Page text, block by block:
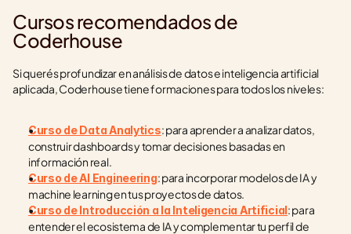
Cursos recomendados de
Coderhouse
Si querés profundizar en análisis de datos e inteligencia artificial
aplicada, Coderhouse tiene formaciones para todos los niveles:
Curso de Data Analytics: para aprender a analizar datos,
construir dashboards y tomar decisiones basadas en
información real.
Curso de AI Engineering: para incorporar modelos de IA y
machine learning en tus proyectos de datos.
Curso de Introducción a la Inteligencia Artificial: para
entender el ecosistema de IA y complementar tu perfil de